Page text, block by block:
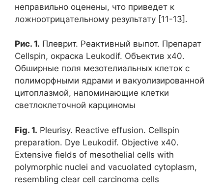
неправильно оценены, что приведет к
ложноотрицательному результату [11-13].
Рис. 1. Плеврит. Реактивный выпот. Препарат
Cellspin, окраска Leukodif. Объектив х40.
Обширные поля мезотелиальных клеток с
полиморфными ядрами и вакуолизированной
цитоплазмой, напоминающие клетки
светлоклеточной карциномы
Fig. 1. Pleurisy. Reactive effusion. Cellspin
preparation. Dye Leukodif. Objective x40.
Extensive fields of mesothelial cells with
polymorphic nuclei and vacuolated cytoplasm,
resembling clear cell carcinoma cells